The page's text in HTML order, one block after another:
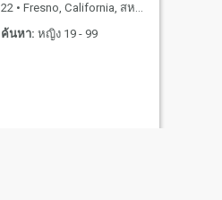
22 • Fresno, California, สหรัฐอเมริกา
ค้นหา: หญิง 19 - 99